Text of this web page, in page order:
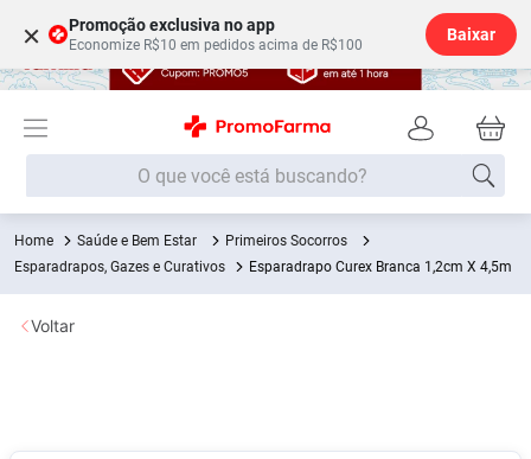
× Promoção exclusiva no app
Economize R$10 em pedidos acima de R$100
Baixar
O que você está buscando?
Saúde e Bem Estar
Primeiros Socorros
Esparadrapos, Gazes e Curativos
Esparadrapo Curex Branca 1,2cm X 4,5m
Voltar
Termos mais buscados
1º Fralda
2
5º Fralda G